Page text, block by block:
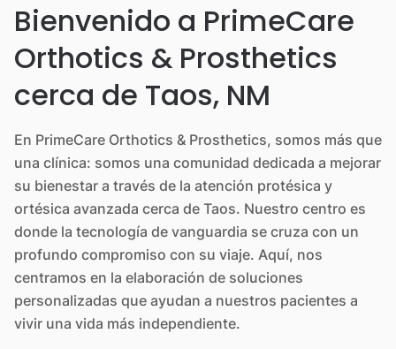
Bienvenido a PrimeCare
Orthotics & Prosthetics
cerca de Taos, NM
En PrimeCare Orthotics & Prosthetics, somos más que
una clínica: somos una comunidad dedicada a mejorar
su bienestar a través de la atención protésica y
ortésica avanzada cerca de Taos. Nuestro centro es
donde la tecnología de vanguardia se cruza con un
profundo compromiso con su viaje. Aquí, nos
centramos en la elaboración de soluciones
personalizadas que ayudan a nuestros pacientes a
vivir una vida más independiente.